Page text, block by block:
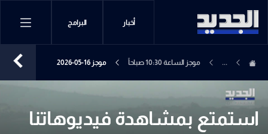
أخبار البرامج
... موجز الساعة 10:30 صباحاً موجز 16-05-2026
استمتع بمشاهدة فيديوهاتنا